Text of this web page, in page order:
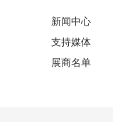
新闻中心
支持媒体
展商名单